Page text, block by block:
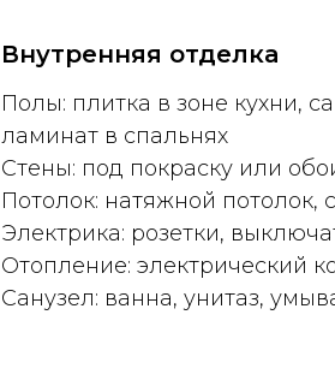
Внутренняя отделка
Полы: плитка в зоне кухни,
ламинат в спальнях
Стены: под покраску или
Потолок: натяжной потолок,
Электрика: розетки,
Отопление: электрический
Санузел: ванна, унитаз,